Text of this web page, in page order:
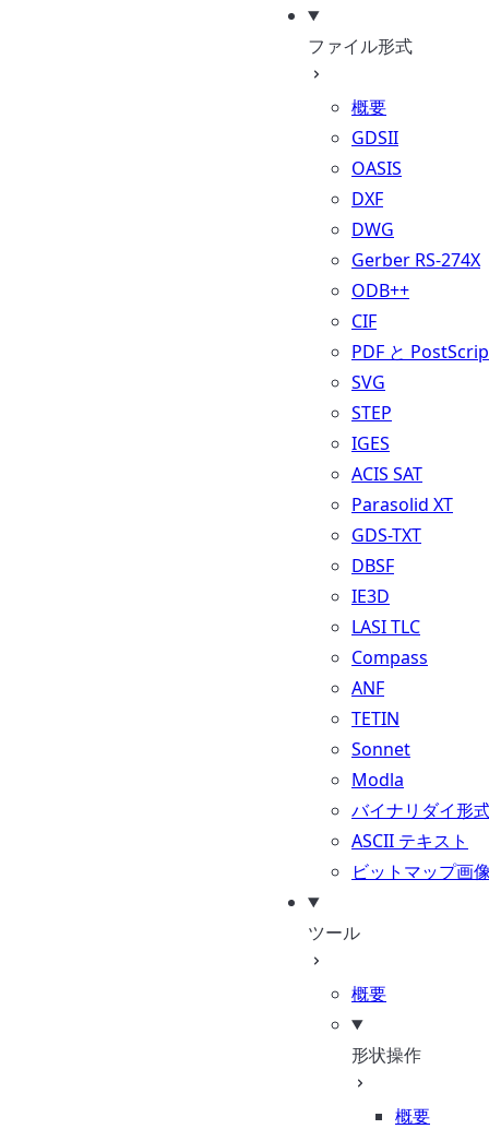
ファイル形式
概要
GDSII
OASIS
DXF
DWG
Gerber RS-274X
ODB++
CIF
PDF と
SVG
STEP
IGES
ACIS SAT
Parasolid XT
GDS-TXT
DBSF
IE3D
LASI TLC
Compass
ANF
TETIN
Sonnet
Modla
バイナリダイ形
ASCII テキスト
ビットマップ画
ツール
概要
形状操作
概要